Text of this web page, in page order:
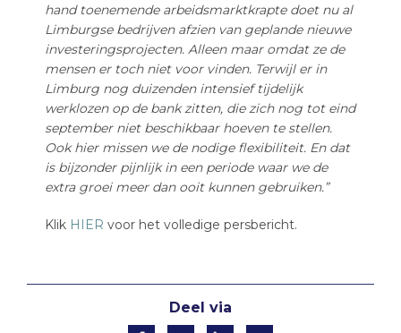
hand toenemende arbeidsmarktkrapte doet nu al
Limburgse bedrijven afzien van geplande nieuwe
investeringsprojecten. Alleen maar omdat ze de
mensen er toch niet voor vinden. Terwijl er in
Limburg nog duizenden intensief tijdelijk
werklozen op de bank zitten, die zich nog tot eind
september niet beschikbaar hoeven te stellen.
Ook hier missen we de nodige flexibiliteit. En dat
is bijzonder pijnlijk in een periode waar we de
extra groei meer dan ooit kunnen gebruiken.”
Klik HIER voor het volledige persbericht.
Deel via